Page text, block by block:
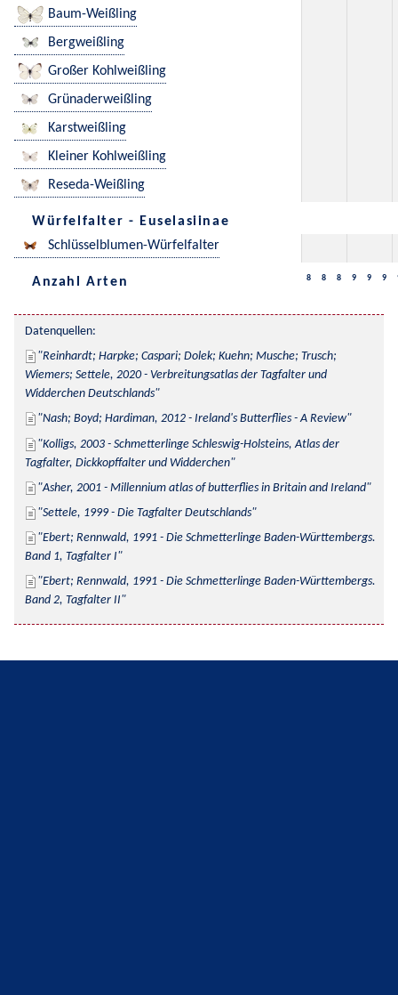
Baum-Weißling
Bergweißling
Großer Kohlweißling
Grünaderweißling
Karstweißling
Kleiner Kohlweißling
Reseda-Weißling
Würfelfalter - Euselasiinae
Schlüsselblumen-Würfelfalter
Anzahl Arten 8 8 8 9 9 9
Datenquellen:
Reinhardt; Harpke; Caspari; Dolek; Kuehn; Musche; Trusch;
Wiemers; Settele, 2020 - Verbreitungsatlas der Tagfalter und
Widderchen Deutschlands
Nash; Boyd; Hardiman, 2012 - Ireland's Butterflies - A Review
Kolligs, 2003 - Schmetterlinge Schleswig-Holsteins, Atlas der
Tagfalter, Dickkopffalter und Widderchen
Asher, 2001 - Millennium atlas of butterflies in Britain and Ireland
Settele, 1999 - Die Tagfalter Deutschlands
Ebert; Rennwald, 1991 - Die Schmetterlinge Baden-Württembergs.
Band 1, Tagfalter I
Ebert; Rennwald, 1991 - Die Schmetterlinge Baden-Württembergs.
Band 2, Tagfalter II